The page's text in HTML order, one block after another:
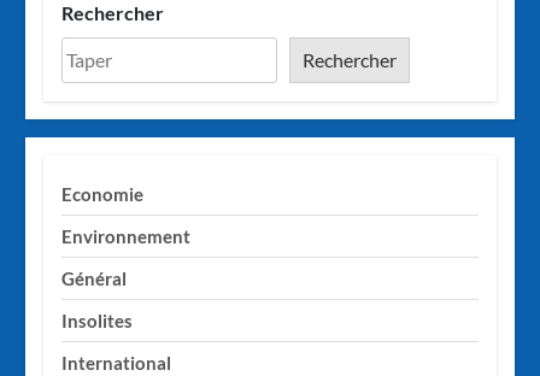
Rechercher
Rechercher
Economie
Environnement
Général
Insolites
International